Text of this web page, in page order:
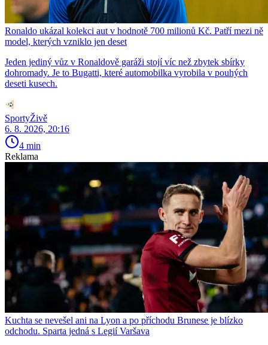
Ronaldo ukázal kolekci aut v hodnotě 700 milionů Kč. Patří mezi ně
model, kterých vzniklo jen deset
Jeden jediný vůz v Ronaldově garáži stojí víc než zbytek sbírky
dohromady. Je to Bugatti, které automobilka vyrobila v pouhých
deseti kusech.
SportyŽivě
6. 8. 2026, 20:16
4 min
Reklama
Kuchta se nevešel ani na Lyon a po příchodu Brunese je blízko
odchodu. Sparta jedná s Legií Varšava